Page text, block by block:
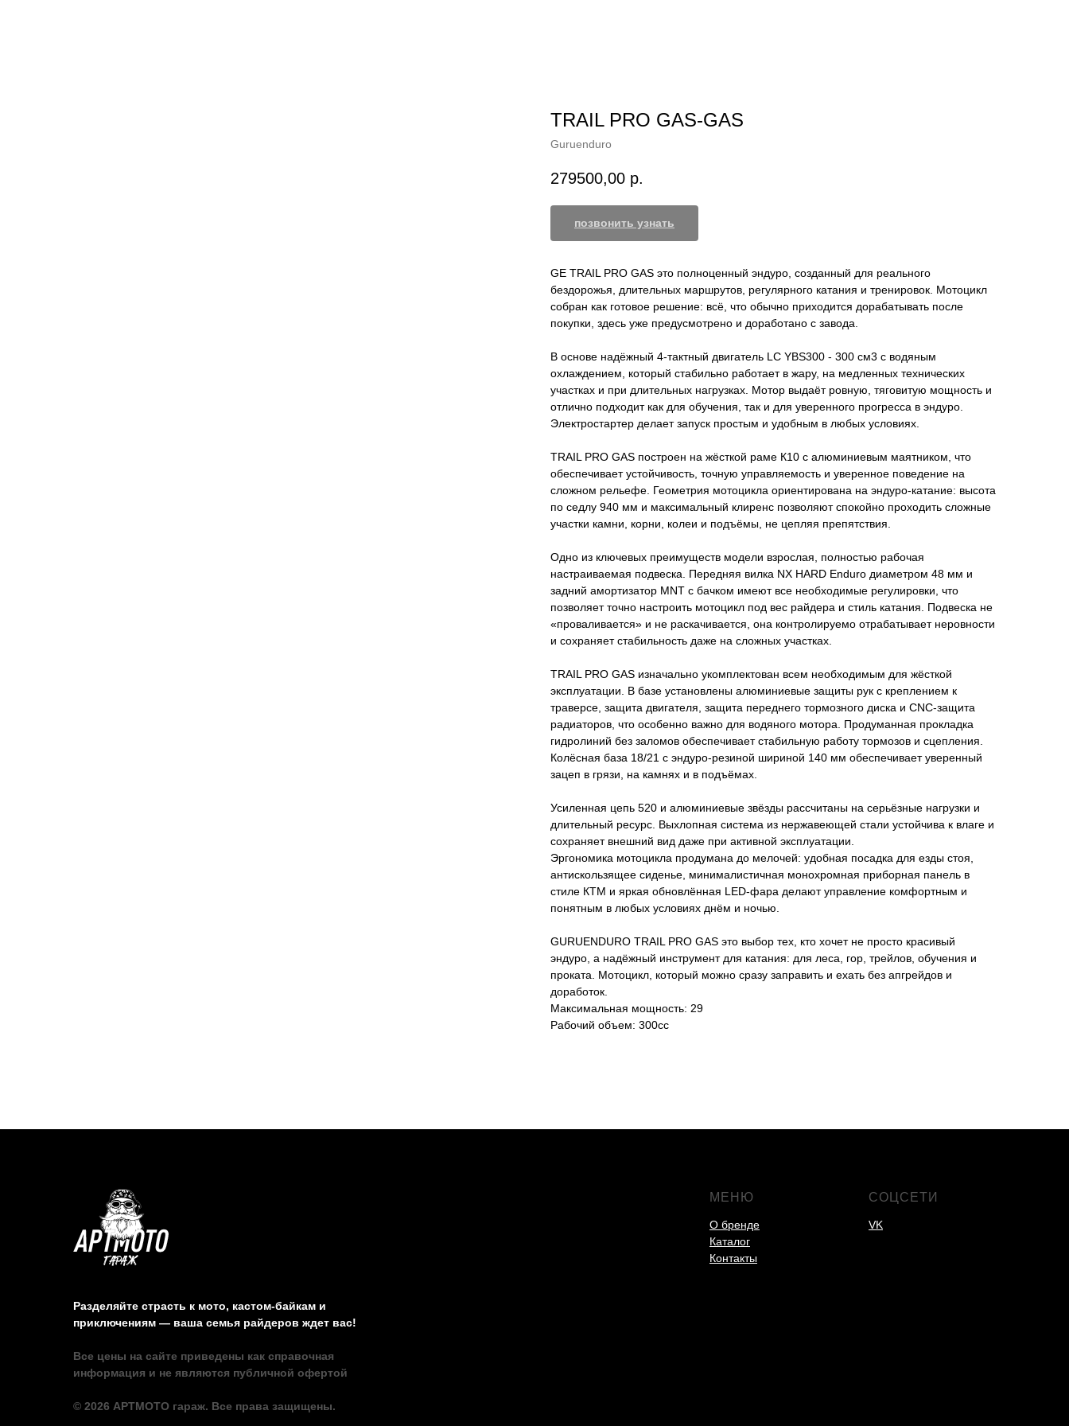
TRAIL PRO GAS-GAS
Guruenduro
279500,00 р.
позвонить узнать
GE TRAIL PRO GAS это полноценный эндуро, созданный для реального
бездорожья, длительных маршрутов, регулярного катания и тренировок. Мотоцикл
собран как готовое решение: всё, что обычно приходится дорабатывать после
покупки, здесь уже предусмотрено и доработано с завода.
В основе надёжный 4-тактный двигатель LC YBS300 - 300 см3 с водяным
охлаждением, который стабильно работает в жару, на медленных технических
участках и при длительных нагрузках. Мотор выдаёт ровную, тяговитую мощность и
отлично подходит как для обучения, так и для уверенного прогресса в эндуро.
Электростартер делает запуск простым и удобным в любых условиях.
TRAIL PRO GAS построен на жёсткой раме К10 с алюминиевым маятником, что
обеспечивает устойчивость, точную управляемость и уверенное поведение на
сложном рельефе. Геометрия мотоцикла ориентирована на эндуро-катание: высота
по седлу 940 мм и максимальный клиренс позволяют спокойно проходить сложные
участки камни, корни, колеи и подъёмы, не цепляя препятствия.
Одно из ключевых преимуществ модели взрослая, полностью рабочая
настраиваемая подвеска. Передняя вилка NX HARD Enduro диаметром 48 мм и
задний амортизатор MNT с бачком имеют все необходимые регулировки, что
позволяет точно настроить мотоцикл под вес райдера и стиль катания. Подвеска не
«проваливается» и не раскачивается, она контролируемо отрабатывает неровности
и сохраняет стабильность даже на сложных участках.
TRAIL PRO GAS изначально укомплектован всем необходимым для жёсткой
эксплуатации. В базе установлены алюминиевые защиты рук с креплением к
траверсе, защита двигателя, защита переднего тормозного диска и CNC-защита
радиаторов, что особенно важно для водяного мотора. Продуманная прокладка
гидролиний без заломов обеспечивает стабильную работу тормозов и сцепления.
Колёсная база 18/21 с эндуро-резиной шириной 140 мм обеспечивает уверенный
зацеп в грязи, на камнях и в подъёмах.
Усиленная цепь 520 и алюминиевые звёзды рассчитаны на серьёзные нагрузки и
длительный ресурс. Выхлопная система из нержавеющей стали устойчива к влаге и
сохраняет внешний вид даже при активной эксплуатации.
Эргономика мотоцикла продумана до мелочей: удобная посадка для езды стоя,
антискользящее сиденье, минималистичная монохромная приборная панель в
стиле КТМ и яркая обновлённая LED-фара делают управление комфортным и
понятным в любых условиях днём и ночью.
GURUENDURO TRAIL PRO GAS это выбор тех, кто хочет не просто красивый
эндуро, а надёжный инструмент для катания: для леса, гор, трейлов, обучения и
проката. Мотоцикл, который можно сразу заправить и ехать без апгрейдов и
доработок.
Максимальная мощность: 29
Рабочий объем: 300cc
Разделяйте страсть к мото, кастом-байкам и
приключениям — ваша семья райдеров ждет вас!
Все цены на сайте приведены как справочная
информация и не являются публичной офертой
© 2026 АРТМОТО гараж. Все права защищены.
МЕНЮ
О бренде
Каталог
Контакты
СОЦСЕТИ
VK